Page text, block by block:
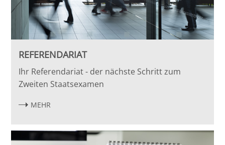
REFERENDARIAT
Ihr Referendariat - der nächste Schritt zum
Zweiten Staatsexamen
MEHR